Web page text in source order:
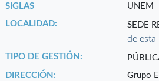
SIGLAS
UNEM
LOCALIDAD:
SEDE
de esta
TIPO DE GESTIÓN:
DIRECCIÓN:
Grupo